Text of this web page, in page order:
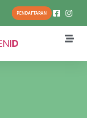
PENDAFTARAN
ID